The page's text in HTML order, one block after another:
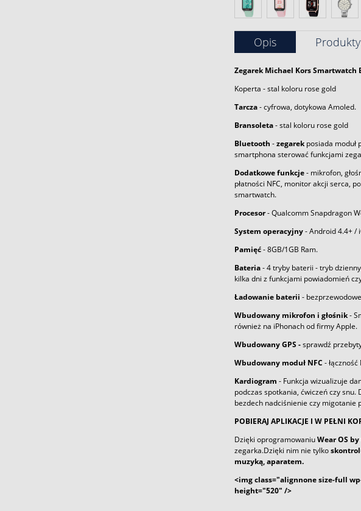
Opis
Zegarek Michael KorsSmartwatch
Koperta - stal koloru rose gold
Tarcza- cyfrowa, dotykowa Amoled.
Bransoleta- stal koloru rose gold
Bluetooth -zegarekposiada moduł
smartphona sterować funkcjami
Dodatkowe funkcje- mikrofon,
płatności NFC, monitor akcji serca,
smartwatch.
Procesor- Qualcomm Snapdragon
System operacyjny- Android 4.4+ /
Pamięć- 8GB/1GB Ram.
Bateria- 4 tryby baterii - tryb
kilka dni z funkcjami powiadomień
Ładowanie baterii -
Wbudowany mikrofon i głośnik-
również na iPhonach od firmy Apple.
Wbudowany GPS -sprawdź
Wbudowany moduł NFC -
Kardiogram - Funkcja wizualizuje
podczas spotkania, ćwiczeń czy
bezdech nadciśnienie czy migotanie
POBIERAJ APLIKACJE I W PEŁNI
Dzięki oprogramowaniuWear OS by
zegarka.Dzięki nim nie tylko
muzyką, aparatem.
<img class="alignnone size-full
height="520" />